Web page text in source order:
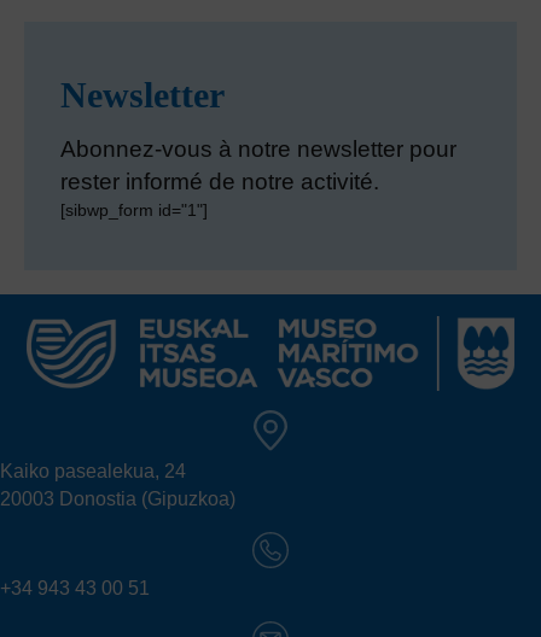
Newsletter
Abonnez-vous à notre newsletter pour
rester informé de notre activité.
[sibwp_form id="1"]
Kaiko pasealekua, 24
20003 Donostia (Gipuzkoa)
+34 943 43 00 51